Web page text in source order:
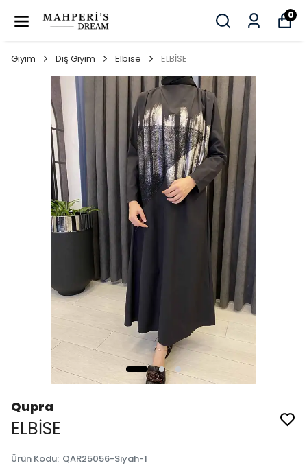
0
Giyim Dış Giyim Elbise ELBİSE
Qupra
ELBİSE
Ürün Kodu: QAR25056-Siyah-1